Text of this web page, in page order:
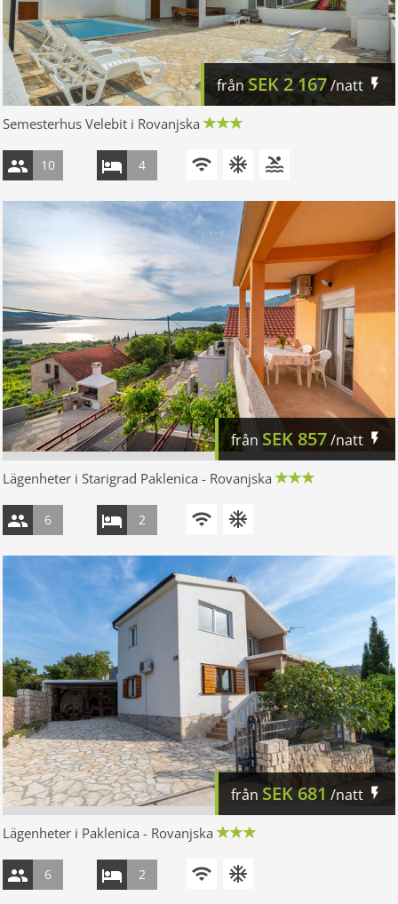
frånSEK2 167/natt
Semesterhus Velebit i Rovanjska
10 4
från SEK 857/natt
Lägenheter i Starigrad Paklenica - Rovanjska
6 2
från SEK 681 /natt
Lägenheter i Paklenica - Rovanjska
6 2